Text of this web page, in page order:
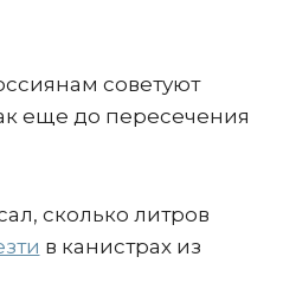
советуют
еще до пересечения
сколько литров
в канистрах из